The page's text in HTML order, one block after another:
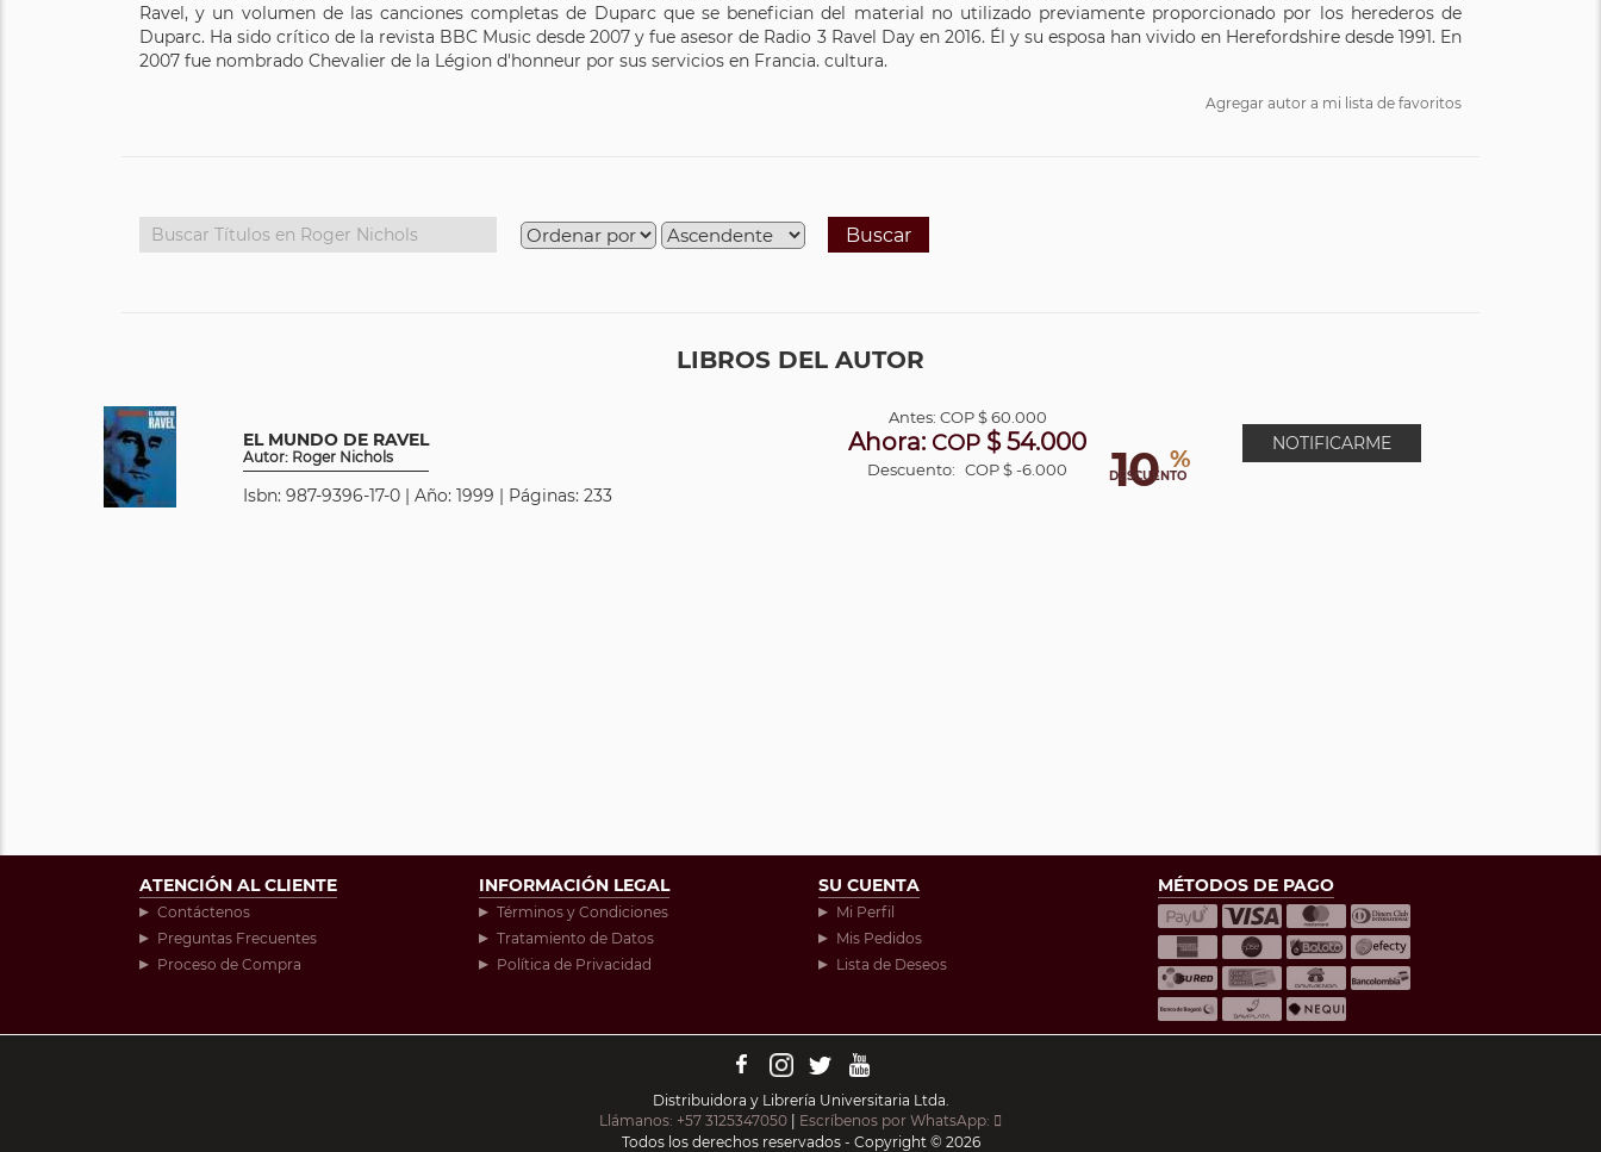
Ravel, y un volumen de las canciones completas de Duparc que se benefician del material no utilizado previamente proporcionado por los herederos de
Duparc. Ha sido crítico de la revista BBC Music desde 2007 y fue asesor de Radio 3 Ravel Day en 2016. Él y su esposa han vivido en Herefordshire desde 1991. En
2007 fue nombrado Chevalier de la Légion d'honneur por sus servicios en Francia. cultura.
Agregar autor a mi lista de favoritos
Buscar
LIBROS DEL AUTOR
EL MUNDO DE RAVEL
Autor: Roger Nichols
Isbn: 987-9396-17-0 | Año: 1999 | Páginas: 233 10 %
DESCUENTO
Antes: COP$ 60.000
Ahora: COP $ 54.000
Descuento: COP $ -6.000
NOTIFICARME
ATENCIÓN AL CLIENTE
Contáctenos
Preguntas Frecuentes
Proceso de Compra
INFORMACIÓN LEGAL
Términos y Condiciones
Tratamiento de Datos
Política de Privacidad
SU CUENTA
Mi Perfil
Mis Pedidos
Lista de Deseos
MÉTODOS DE PAGO
Distribuidora y Librería Universitaria Ltda.
Llámanos: +57 3125347050
Escríbenos por WhatsApp:
Todos los derechos reservados - Copyright © 2026